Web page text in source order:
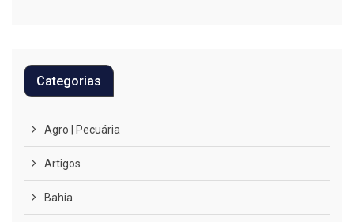
Categorias
Agro | Pecuária
Artigos
Bahia